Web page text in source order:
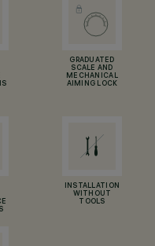
GRADUATED
SCALE AND
MECHANICAL
AIMING LOCK
INSTALLATION
WITHOUT
TOOLS